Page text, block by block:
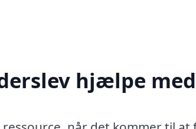
hjælpe